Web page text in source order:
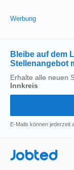
Werbung
Bleibe auf dem
Stellenangebot
Erhalte alle neuen
Innkreis
E-Mails können jederzeit
Jobted